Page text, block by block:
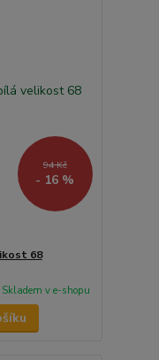
94 Kč
- 16 %
68
Skladem v e-shopu